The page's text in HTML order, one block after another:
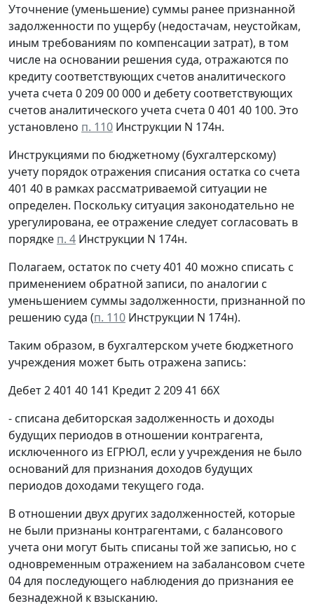
Уточнение (уменьшение) суммы ранее признанной
задолженности по ущербу (недостачам, неустойкам,
иным требованиям по компенсации затрат), в том
числе на основании решения суда, отражаются по
кредиту соответствующих счетов аналитического
учета счета 0 209 00 000 и дебету соответствующих
счетов аналитического учета счета 0 401 40 100. Это
установлено п. 110 Инструкции N 174н.
Инструкциями по бюджетному (бухгалтерскому)
учету порядок отражения списания остатка со счета
401 40 в рамках рассматриваемой ситуации не
определен. Поскольку ситуация законодательно не
урегулирована, ее отражение следует согласовать в
порядке п. 4 Инструкции N 174н.
Полагаем, остаток по счету 401 40 можно списать c
применением обратной записи, по аналогии с
уменьшением суммы задолженности, признанной по
решению суда (п. 110 Инструкции N 174н).
Таким образом, в бухгалтерском учете бюджетного
учреждения может быть отражена запись:
Дебет 2 401 40 141 Кредит 2 209 41 66Х
- списана дебиторская задолженность и доходы
будущих периодов в отношении контрагента,
исключенного из ЕГРЮЛ, если у учреждения не было
оснований для признания доходов будущих
периодов доходами текущего года.
В отношении двух других задолженностей, которые
не были признаны контрагентами, с балансового
учета они могут быть списаны той же записью, но с
одновременным отражением на забалансовом счете
04 для последующего наблюдения до признания ее
безнадежной к взысканию.